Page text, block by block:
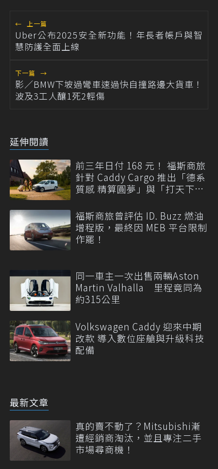
← 上一篇
Uber公布2025安全新功能！年長者帳戶與智
慧防護全面上線
下一篇 →
影／BMW下坡過彎車速過快自撞路邊大貨車！
波及3工人釀1死2輕傷
延伸閱讀
前三年日付 168 元！ 福斯商旅
針對 Caddy Cargo 推出「德系
質感 精算圓夢」與「打天下」
福斯商旅曾評估 ID. Buzz 燃油
增程版，最終因 MEB 平台限制
作罷！
同一車主一次出售兩輛Aston
Martin Valhalla 里程竟同為
約315公里
Volkswagen Caddy 迎來中期
改款 導入數位座艙與升級科技
配備
最新文章
真的賣不動了？Mitsubishi漸
遭經銷商淘汰，並且專注二手
市場尋商機！